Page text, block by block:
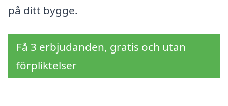
på ditt bygge.
Få 3 erbjudanden, gratis och utan
förpliktelser